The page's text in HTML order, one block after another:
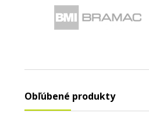
Obľúbené produkty